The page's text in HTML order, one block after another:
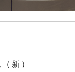
新）